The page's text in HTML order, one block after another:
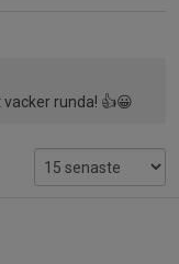
runda! 👍😀